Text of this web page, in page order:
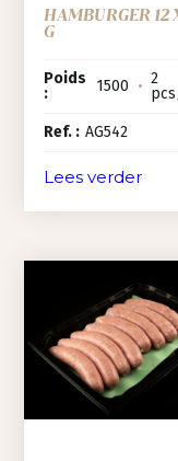
HAMBURGER 12
G
Poids
:
1500 • 2
Ref. : AG542
Lees verder